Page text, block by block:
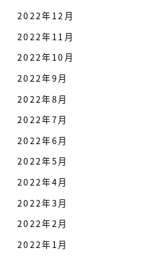
2022年12月
2022年11月
2022年10月
2022年9月
2022年8月
2022年7月
2022年6月
2022年5月
2022年4月
2022年3月
2022年2月
2022年1月